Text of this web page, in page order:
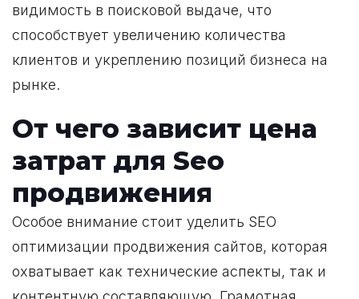
видимость в поисковой выдаче, что
способствует увеличению количества
клиентов и укреплению позиций бизнеса на
рынке.
От чего зависит цена
затрат для Seo
продвижения
Особое внимание стоит уделить SEO
оптимизации продвижения сайтов, которая
охватывает как технические аспекты, так и